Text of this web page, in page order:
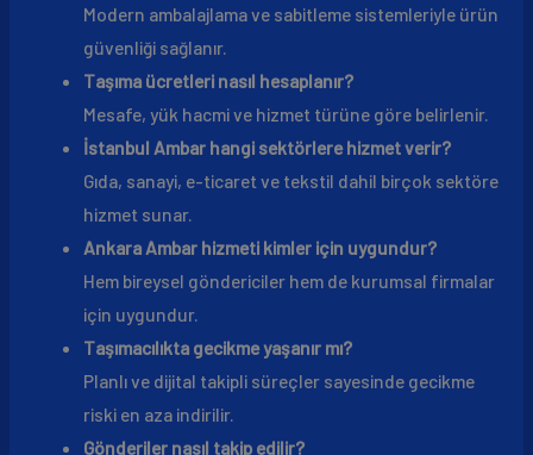
Modern ambalajlama ve sabitleme sistemleriyle ürün
güvenliği sağlanır.
Taşıma ücretleri nasıl hesaplanır?
Mesafe, yük hacmi ve hizmet türüne göre belirlenir.
İstanbul Ambar hangi sektörlere hizmet verir?
Gıda, sanayi, e-ticaret ve tekstil dahil birçok sektöre
hizmet sunar.
Ankara Ambar hizmeti kimler için uygundur?
Hem bireysel göndericiler hem de kurumsal firmalar
için uygundur.
Taşımacılıkta gecikme yaşanır mı?
Planlı ve dijital takipli süreçler sayesinde gecikme
riski en aza indirilir.
Gönderiler nasıl takip edilir?